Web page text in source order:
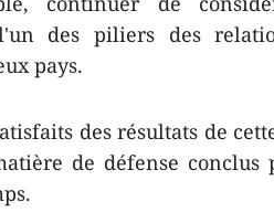
des piliers des
pays.
des résultats de
de défense conclus